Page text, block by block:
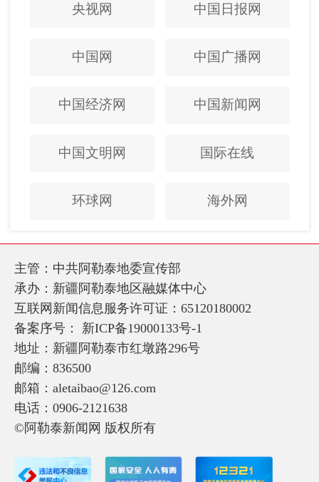
央视网 中国日报网
中国网 中国广播网
中国经济网 中国新闻网
中国文明网 国际在线
环球网 海外网
主管：中共阿勒泰地委宣传部
承办：新疆阿勒泰地区融媒体中心
互联网新闻信息服务许可证：65120180002
备案序号： 新ICP备19000133号-1
地址：新疆阿勒泰市红墩路296号
邮编：836500
邮箱：aletaibao@126.com
电话：0906-2121638
©阿勒泰新闻网 版权所有